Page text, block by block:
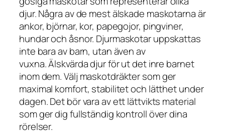
djur. Några av de mest älskade maskotarna är
ankor, björnar, kor, papegojor, pingviner,
hundar och åsnor. Djurmaskotar uppskattas
inte bara av barn, utan även av
vuxna. Älskvärda djur för ut det inre barnet
inom dem. Välj maskotdräkter som ger
maximal komfort, stabilitet och lätthet under
dagen. Det bör vara av ett lättvikts material
som ger dig fullständig kontroll över dina
rörelser.